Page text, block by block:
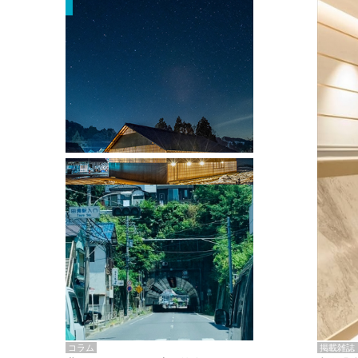
掲載雑誌
掲載雑誌・書籍
『街歩き研修「アールデコとモダニズ
ム、和風バロック」』のレポート記事が
掲載
コラム